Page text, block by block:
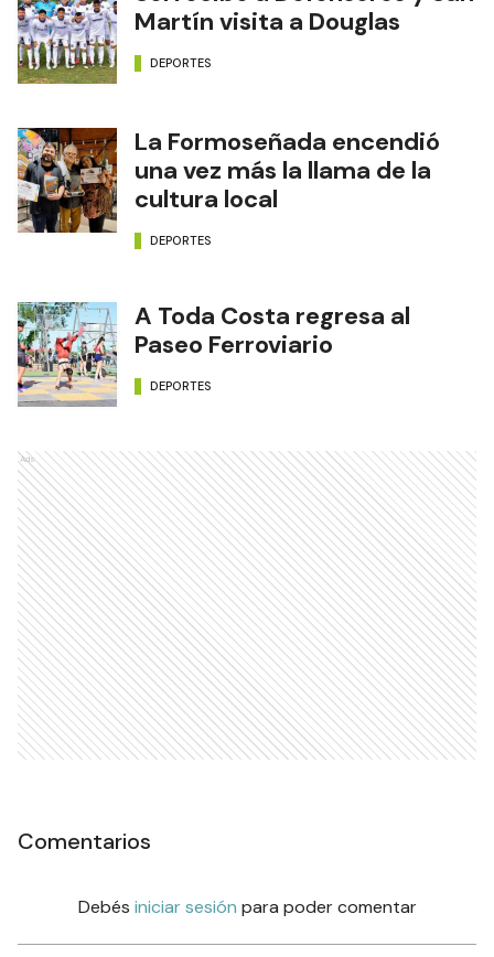
Martín visita a Douglas
DEPORTES
La Formoseñada encendió
una vez más la llama de la
cultura local
DEPORTES
A Toda Costa regresa al
Paseo Ferroviario
DEPORTES
Ads
Comentarios
Debés iniciar sesión para poder comentar